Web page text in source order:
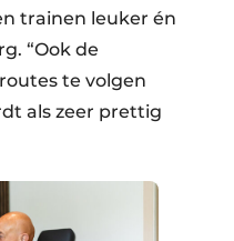
trainen leuker én
“Ook de
te volgen
als zeer prettig